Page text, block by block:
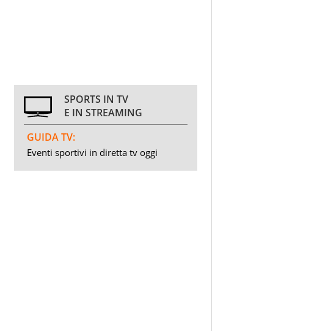
SPORTS IN TV
E IN STREAMING
GUIDA TV:
Eventi sportivi in diretta tv oggi